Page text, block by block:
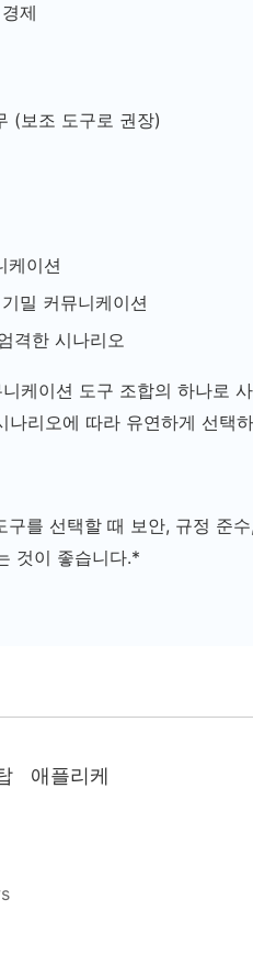
제
(보조 도구로 권장)
케이션
밀 커뮤니케이션
격한 시나리오
케이션 도구 조합의 하나로
나리오에 따라 유연하게 선택
구를 선택할 때 보안, 규정 준
것이 좋습니다.*
애플리케